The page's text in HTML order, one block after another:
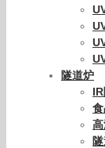
隧道炉